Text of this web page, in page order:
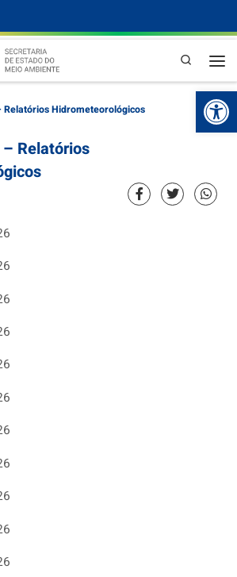
Pesquisa
Relatórios Hidrometeorológicos
Relatórios